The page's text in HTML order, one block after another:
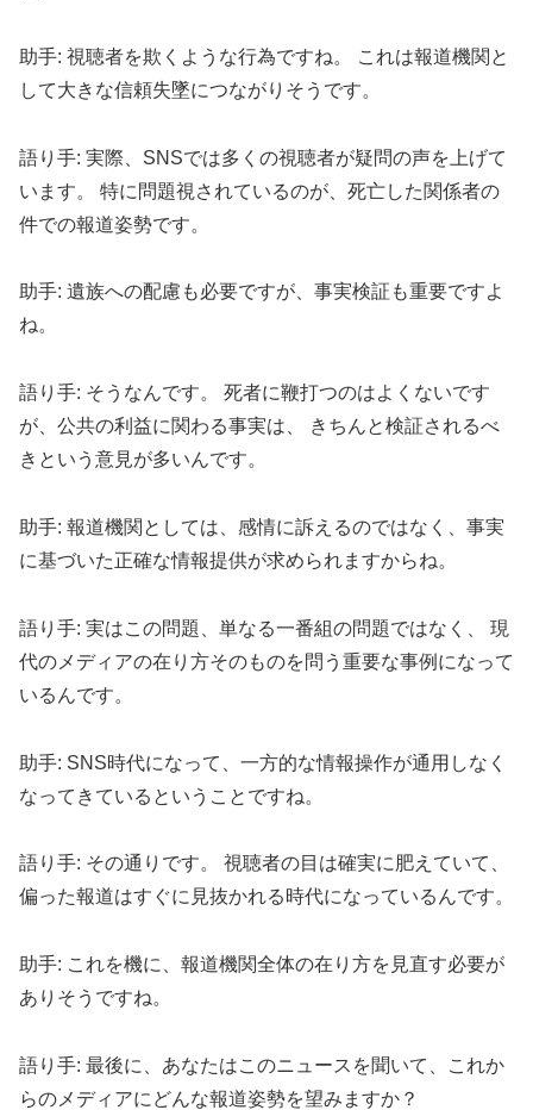
助手: 視聴者を欺くような行為ですね。 これは報道機関と
して大きな信頼失墜につながりそうです。
語り手: 実際、SNSでは多くの視聴者が疑問の声を上げて
います。 特に問題視されているのが、死亡した関係者の
件での報道姿勢です。
助手: 遺族への配慮も必要ですが、事実検証も重要ですよ
ね。
語り手: そうなんです。 死者に鞭打つのはよくないです
が、公共の利益に関わる事実は、 きちんと検証されるべ
きという意見が多いんです。
助手: 報道機関としては、感情に訴えるのではなく、事実
に基づいた正確な情報提供が求められますからね。
語り手: 実はこの問題、単なる一番組の問題ではなく、 現
代のメディアの在り方そのものを問う重要な事例になって
いるんです。
助手: SNS時代になって、一方的な情報操作が通用しなく
なってきているということですね。
語り手: その通りです。 視聴者の目は確実に肥えていて、
偏った報道はすぐに見抜かれる時代になっているんです。
助手: これを機に、報道機関全体の在り方を見直す必要が
ありそうですね。
語り手: 最後に、あなたはこのニュースを聞いて、これか
らのメディアにどんな報道姿勢を望みますか？